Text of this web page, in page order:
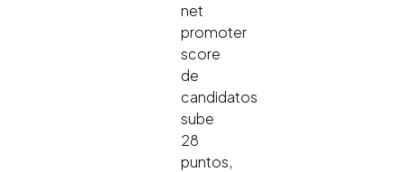
net
promoter
score
de
candidatos
sube
28
puntos,